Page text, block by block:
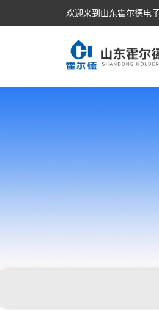
欢迎来到山东霍尔德电